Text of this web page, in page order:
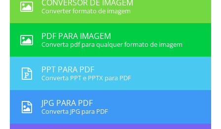
CONVERSOR DE IMAGEM
Converter formato de imagem
PDF PARA IMAGEM
Converta pdf para qualquer formato de imagem
PPT PARA PDF
Converta PPT e PPTX para PDF
JPG PARA PDF
Converta JPG para PDF